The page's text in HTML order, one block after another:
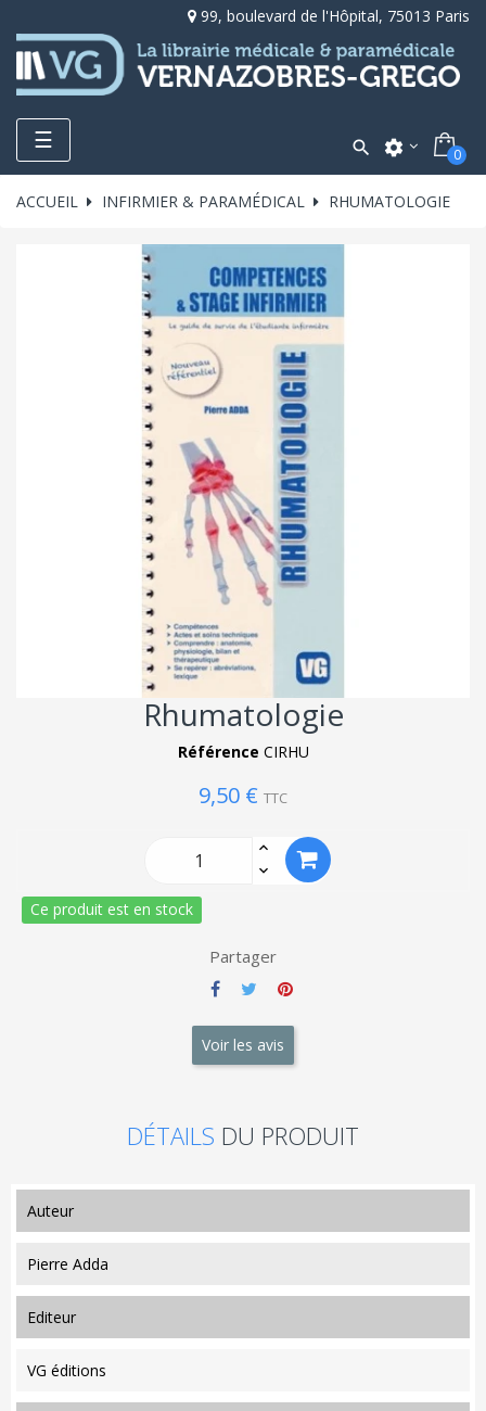
99, boulevard de l'Hôpital, 75013 Paris
Toggle
navigation
☰  settings 0
ACCUEIL INFIRMIER & PARAMÉDICAL RHUMATOLOGIE
Rhumatologie
Référence CIRHU
9,50 € TTC
Ce produit est en stock
Partager
Voir les avis
DÉTAILS DU PRODUIT
auteur
Pierre Adda
editeur
VG éditions